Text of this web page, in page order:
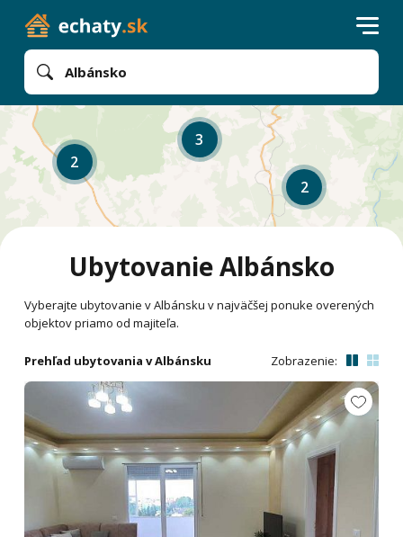
Albánsko
2
3
2
Ubytovanie Albánsko
Vyberajte ubytovanie v Albánsku v najväčšej ponuke overených
objektov priamo od majiteľa.
Prehľad ubytovania v Albánsku Zobrazenie: